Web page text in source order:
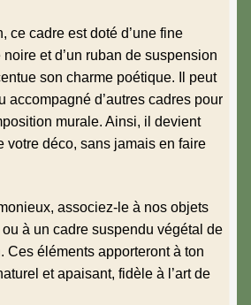
ce cadre est doté d’une fine
et d’un ruban de suspension
son charme poétique. Il peut
accompagné d’autres cadres pour
murale. Ainsi, il devient
votre déco, sans jamais en faire
associez-le à nos objets
ou à un cadre suspendu végétal de
Ces éléments apporteront à ton
et apaisant, fidèle à l’art de